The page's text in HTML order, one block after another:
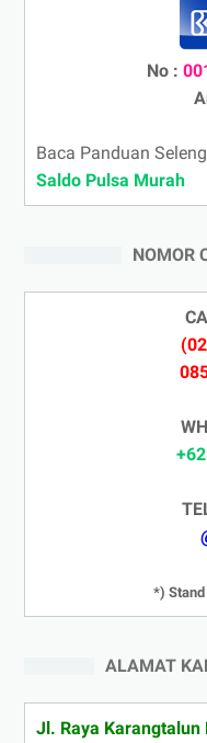
No :
Baca Panduan
Saldo Pulsa Murah
NOMOR
*) Stand
ALAMAT
Jl. Raya Karangtalun